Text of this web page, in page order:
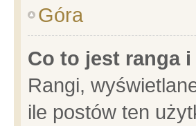
Góra
Co to jest ranga
Rangi,
ile postów ten